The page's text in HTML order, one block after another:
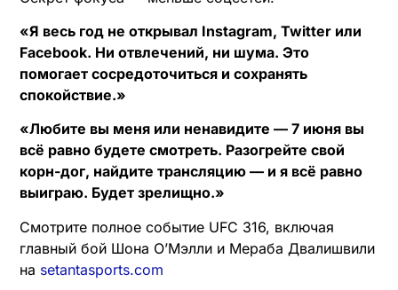
«Я весь год не открывал Instagram, Twitter или
Facebook. Ни отвлечений, ни шума. Это
помогает сосредоточиться и сохранять
спокойствие.»
«Любите вы меня или ненавидите — 7 июня вы
всё равно будете смотреть. Разогрейте свой
корн-дог, найдите трансляцию — и я всё равно
выиграю. Будет зрелищно.»
Смотрите полное событие UFC 316, включая
главный бой Шона О’Мэлли и Мераба Двалишвили
на setantasports.com